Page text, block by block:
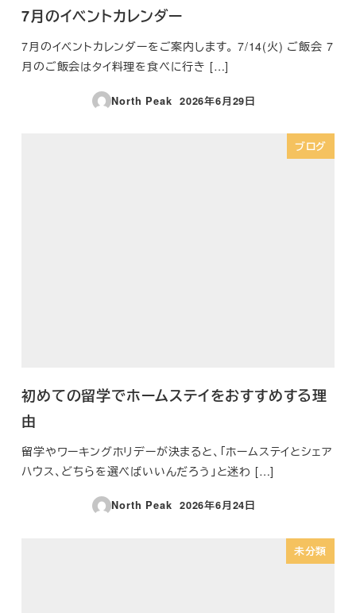
7月のイベントカレンダー
7月のイベントカレンダーをご案内します。 7/14(火) ご飯会 7
月のご飯会はタイ料理を食べに行き […]
North Peak
投稿日
2026年6月29日
ブログ
初めての留学でホームステイをおすすめする理
由
留学やワーキングホリデーが決まると、「ホームステイとシェア
ハウス、どちらを選べばいいんだろう」と迷わ […]
North Peak
投稿日
2026年6月24日
未分類